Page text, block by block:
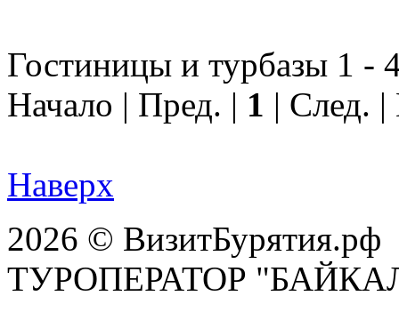
Гостиницы и турбазы 1 -
Начало | Пред. | 1 | След.
Наверх
2026 © ВизитБурятия.рф
ТУРОПЕРАТОР